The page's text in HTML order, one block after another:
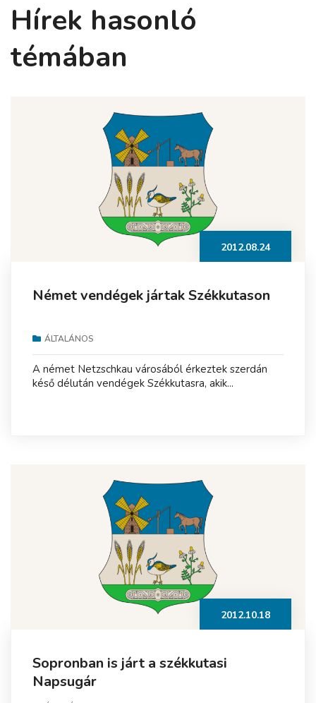
Hírek hasonló
témában
2012.08.24
Német vendégek jártak Székkutason
ÁLTALÁNOS
A német Netzschkau városából érkeztek szerdán
késő délután vendégek Székkutasra, akik...
2012.10.18
Sopronban is járt a székkutasi
Napsugár